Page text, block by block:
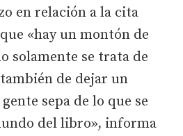
en relación a la cita
«hay un montón de
solamente se trata de
de dejar un
sepa de lo que se
del libro», informa